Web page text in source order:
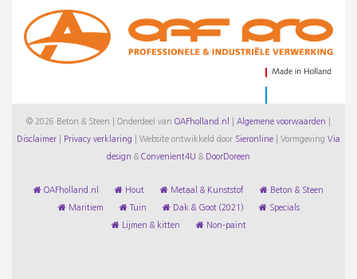
© 2026 Beton & Steen | Onderdeel van OAFholland.nl Algemene voorwaarden
Disclaimer Privacy verklaring Website ontwikkeld door Sieronline Vormgeving Via
design & Convenient4U & DoorDoreen
OAFholland.nl Hout Metaal & Kunststof Beton & Steen
Maritiem Tuin Dak & Goot (2021) Specials
Lijmen & kitten Non-paint